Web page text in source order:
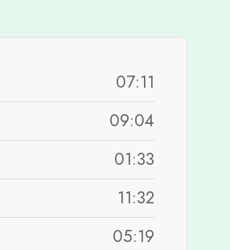
07:11
09:04
01:33
11:32
05:19